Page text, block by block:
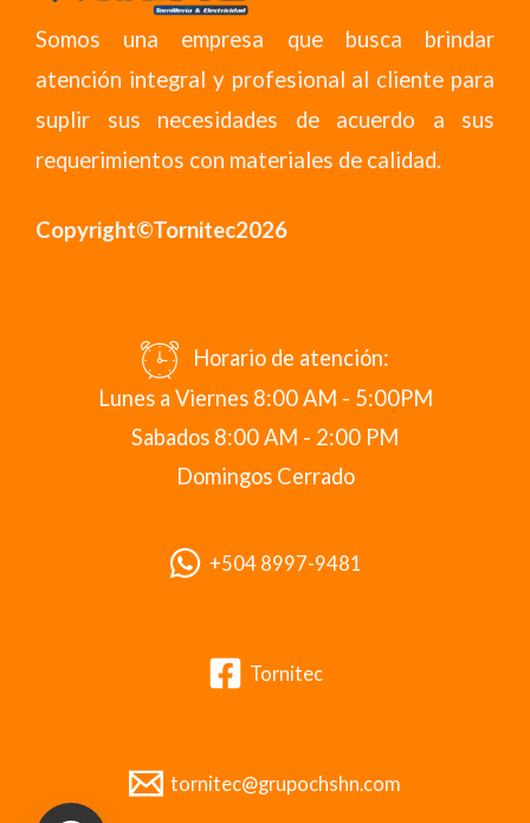
Somos una empresa que busca brindar
atención integral y profesional al cliente para
suplir sus necesidades de acuerdo a sus
requerimientos con materiales de calidad.
Copyright©Tornitec2026
Horario de atención:
Lunes a Viernes 8:00 AM - 5:00PM
Sabados 8:00 AM - 2:00 PM
Domingos Cerrado
+504 8997-9481
Tornitec
tornitec@grupochshn.com